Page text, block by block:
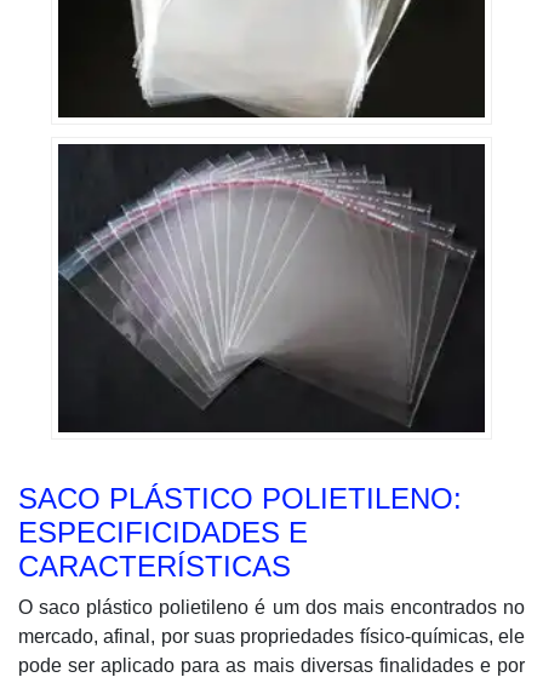
SACO PLÁSTICO POLIETILENO:
ESPECIFICIDADES E
CARACTERÍSTICAS
O saco plástico polietileno é um dos mais encontrados no
mercado, afinal, por suas propriedades físico-químicas, ele
pode ser aplicado para as mais diversas finalidades e por